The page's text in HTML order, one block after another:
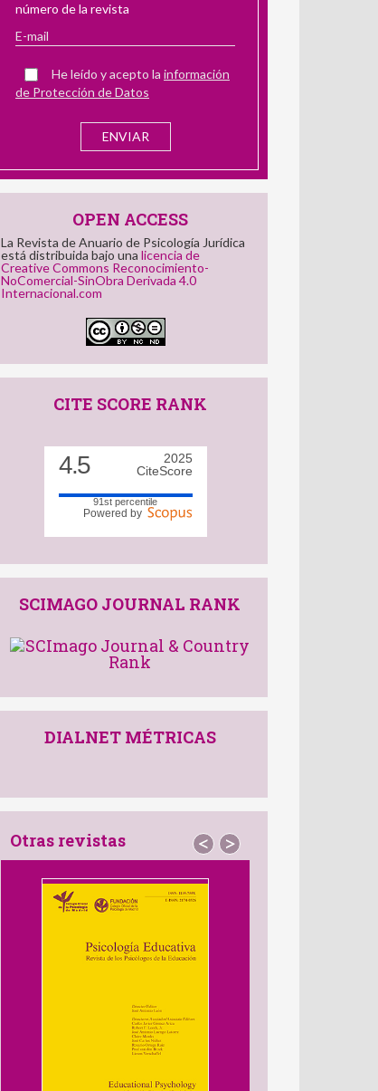
número de la revista
He leído y acepto la información
de Protección de Datos
OPEN ACCESS
La Revista de Anuario de Psicología Jurídica
está distribuida bajo una licencia de
Creative Commons Reconocimiento-
NoComercial-SinObra Derivada 4.0
Internacional.com
CITE SCORE RANK
4.5
2025
CiteScore
91st percentile
Powered by
SCIMAGO JOURNAL RANK
DIALNET MÉTRICAS
Otras revistas < >